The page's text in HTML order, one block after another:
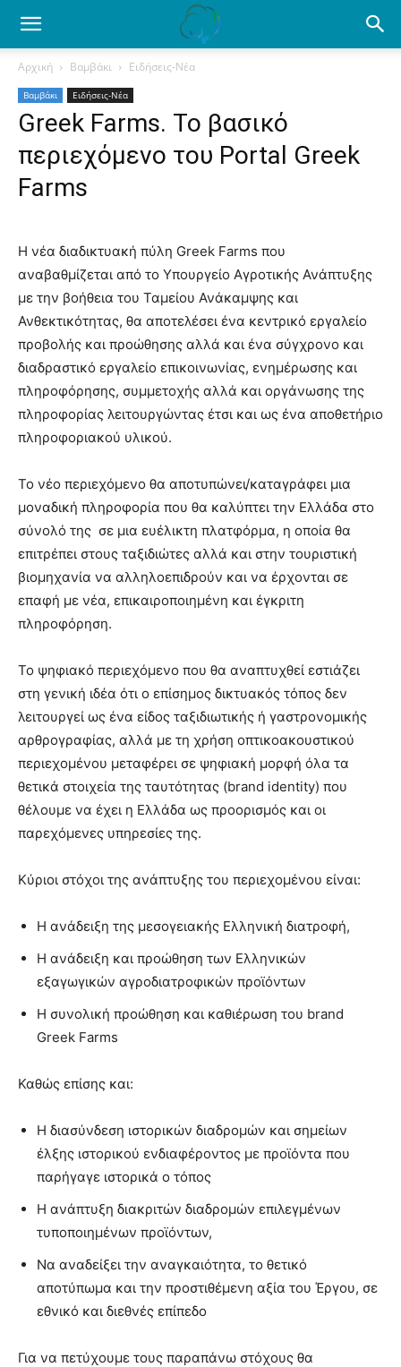
Ενημέρωση
για
βαμβάκι.
Όλα
νέα
ελληνικό
βαμβάκι.
Αρχική Βαμβάκι Ειδήσεις-Νέα
Βαμβάκι Ειδήσεις-Νέα
Greek Farms. Το βασικό
περιεχόμενο του Portal Greek
Farms
Η νέα διαδικτυακή πύλη Greek Farms που
αναβαθμίζεται από το Υπουργείο Αγροτικής Ανάπτυξης
με την βοήθεια του Ταμείου Ανάκαμψης και
Ανθεκτικότητας, θα αποτελέσει ένα κεντρικό εργαλείο
προβολής και προώθησης αλλά και ένα σύγχρονο και
διαδραστικό εργαλείο επικοινωνίας, ενημέρωσης και
πληροφόρησης, συμμετοχής αλλά και οργάνωσης της
πληροφορίας λειτουργώντας έτσι και ως ένα αποθετήριο
πληροφοριακού υλικού.
Το νέο περιεχόμενο θα αποτυπώνει/καταγράφει μια
μοναδική πληροφορία που θα καλύπτει την Ελλάδα στο
σύνολό της σε μια ευέλικτη πλατφόρμα, η οποία θα
επιτρέπει στους ταξιδιώτες αλλά και στην τουριστική
βιομηχανία να αλληλοεπιδρούν και να έρχονται σε
επαφή με νέα, επικαιροποιημένη και έγκριτη
πληροφόρηση.
Το ψηφιακό περιεχόμενο που θα αναπτυχθεί εστιάζει
στη γενική ιδέα ότι o επίσημος δικτυακός τόπος δεν
λειτουργεί ως ένα είδος ταξιδιωτικής ή γαστρονομικής
αρθρογραφίας, αλλά με τη χρήση οπτικοακουστικού
περιεχομένου μεταφέρει σε ψηφιακή μορφή όλα τα
θετικά στοιχεία της ταυτότητας (brand identity) που
θέλουμε να έχει η Ελλάδα ως προορισμός και οι
παρεχόμενες υπηρεσίες της.
Κύριοι στόχοι της ανάπτυξης του περιεχομένου είναι:
Η ανάδειξη της μεσογειακής Ελληνική διατροφή,
Η ανάδειξη και προώθηση των Ελληνικών
εξαγωγικών αγροδιατροφικών προϊόντων
Η συνολική προώθηση και καθιέρωση του brand
Greek Farms
Καθώς επίσης και:
Η διασύνδεση ιστορικών διαδρομών και σημείων
έλξης ιστορικού ενδιαφέροντος με προϊόντα που
παρήγαγε ιστορικά ο τόπος
Η ανάπτυξη διακριτών διαδρομών επιλεγμένων
τυποποιημένων προϊόντων,
Να αναδείξει την αναγκαιότητα, το θετικό
αποτύπωμα και την προστιθέμενη αξία του Έργου, σε
εθνικό και διεθνές επίπεδο
Για να πετύχουμε τους παραπάνω στόχους θα